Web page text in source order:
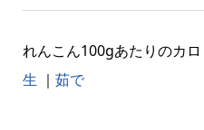
れんこん100gあたりのカロ
生 ｜ 茹で